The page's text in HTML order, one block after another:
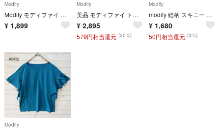
Modify
Modify モディファイ 膝丈 タックスカート ベージュ 光沢 裾切替え 38
¥ 1,899
Modify
美品 モディファイ トップス Tシャツ 半袖 無地 クルーネック ロゴプリント
¥ 2,895
579円相当還元 (20%)
Modify
modify 総柄 スキニー クロップドパンツ モノトーン 日本製 ストレッチ モディファイ きれいめ カジュアル 幾何学
¥ 1,680
50円相当還元 (3%)
Modify